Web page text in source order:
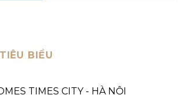
BIỂU
TIMES CITY - HÀ NỘI